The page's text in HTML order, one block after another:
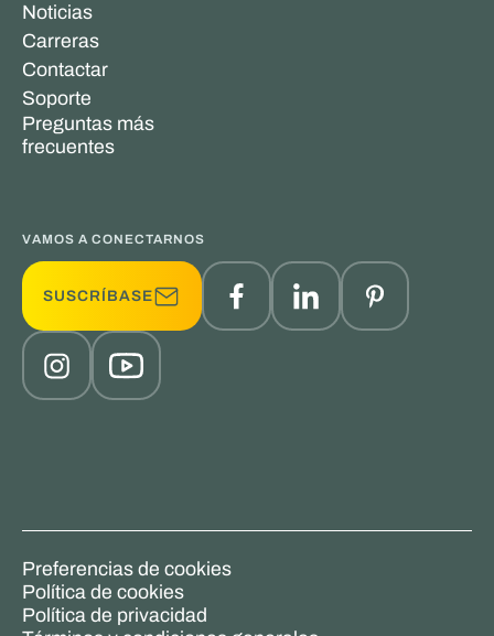
Noticias
Carreras
Contactar
Soporte
Preguntas más
frecuentes
VAMOS A CONECTARNOS
SUSCRÍBASE
Preferencias de cookies
Política de cookies
Política de privacidad